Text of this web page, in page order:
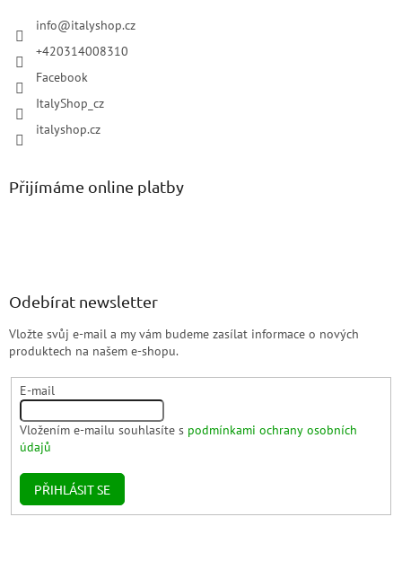
info@italyshop.cz
+420314008310
Facebook
ItalyShop_cz
italyshop.cz
Přijímáme online platby
Odebírat newsletter
Vložte svůj e-mail a my vám budeme zasílat informace o nových
produktech na našem e-shopu.
E-mail
Vložením e-mailu souhlasíte s podmínkami ochrany osobních
údajů
PŘIHLÁSIT SE